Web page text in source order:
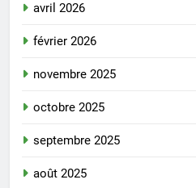
avril 2026
février 2026
novembre 2025
octobre 2025
septembre 2025
août 2025